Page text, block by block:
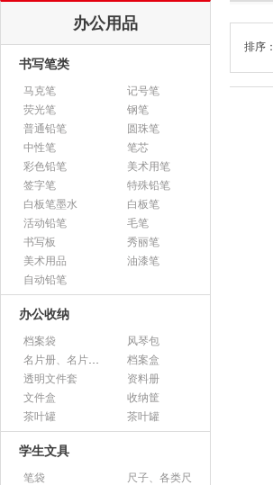
办公用品
书写笔类
马克笔
记号笔
荧光笔
钢笔
普通铅笔
圆珠笔
中性笔
笔芯
彩色铅笔
美术用笔
签字笔
特殊铅笔
白板笔墨水
白板笔
活动铅笔
毛笔
书写板
秀丽笔
美术用品
油漆笔
自动铅笔
办公收纳
档案袋
风琴包
名片册、名片盒、名片座
档案盒
透明文件套
资料册
文件盒
收纳筐
茶叶罐
茶叶罐
学生文具
笔袋
尺子、各类尺
排序：